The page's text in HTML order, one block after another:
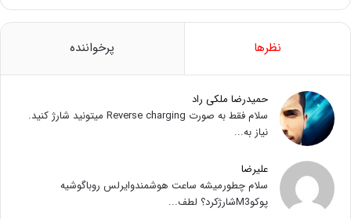
نظرها پرخواننده
حمیدرضا ملکی راد
سلام فقط به صورت Reverse charging میتونید شارژ کنید.
نیاز به...
علیرضا
سلام چطورمیشه ساعت هوشمندوایرلس روباگوشیه
پوکوM3شارژکرد؟ لطف...